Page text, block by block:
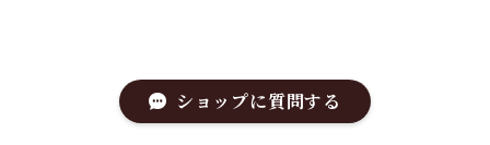
ショップに質問する